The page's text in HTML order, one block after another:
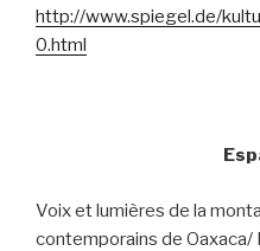
http://www.spiegel.de/
0.html
Voix et lumières de la
contemporains de